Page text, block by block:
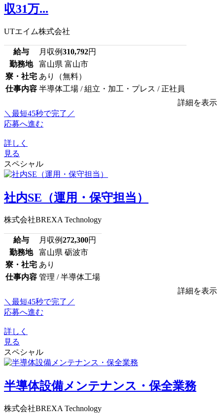
収31万...
UTエイム株式会社
給与 月収例310,792円
勤務地
富山県 富山市
寮・社宅 あり（無料）
仕事内容 半導体工場 / 組立・加工・プレス / 正社員
詳細を表示
＼最短45秒で完了／
応募へ進む
詳しく
見る
スペシャル
社内SE（運用・保守担当）
株式会社BREXA Technology
給与 月収例272,300円
勤務地
富山県 砺波市
寮・社宅 あり
仕事内容 管理 / 半導体工場
詳細を表示
＼最短45秒で完了／
応募へ進む
詳しく
見る
スペシャル
半導体設備メンテナンス・保全業務
株式会社BREXA Technology